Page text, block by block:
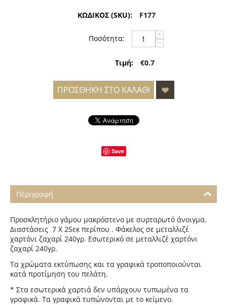
ΚΩΔΙΚΟΣ (SKU): F177
Ποσότητα: +
−
Τιμή: €0.7
ΠΡΟΣΘΉΚΗ ΣΤΟ ΚΑΛΆΘΙ
Save
Περιγραφή
Προσκλητήριο γάμου μακρόστενο με συρταρωτό άνοιγμα.
Διαστάσεις 7 Χ 25εκ περίπου . Φάκελος σε μεταλλιζέ
χαρτόνι ζαχαρί 240γρ. Εσωτερικό σε μεταλλιζέ χαρτόνι
ζαχαρί 240γρ.
Τα χρώματα εκτύπωσης και τα γραφικά τροποποιούνται
κατά προτίμηση του πελάτη.
* Στα εσωτερικά χαρτιά δεν υπάρχουν τυπωμένα τα
γραφικά. Τα γραφικά τυπώνονται με το κείμενο.